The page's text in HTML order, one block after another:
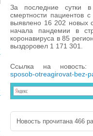
За последние сутки
смертности пациентов
выявлено 16 202 новых
начала пандемии в
коронавируса в 85
выздоровел 1 171 301.
Ссылка на
sposob-otreagirovat-bez-
Новость прочитана 466